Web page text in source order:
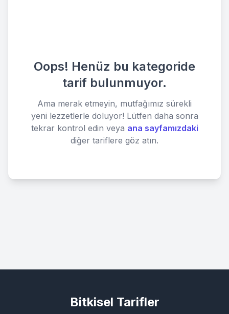
Oops! Henüz bu kategoride
tarif bulunmuyor.
Ama merak etmeyin, mutfağımız sürekli
yeni lezzetlerle doluyor! Lütfen daha sonra
tekrar kontrol edin veya ana sayfamızdaki
diğer tariflere göz atın.
Bitkisel Tarifler